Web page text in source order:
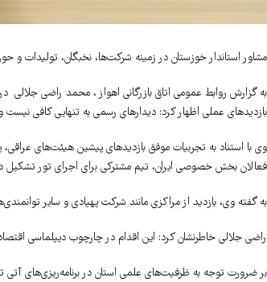
مشاور استاندار خوزستان در زمینه شرکت‌ها، نخبگان، تولیدات و
به گزارش روابط عمومی اتاق بازرگانی اهواز ، محمد راضی جلالی
بازدیدهای عملی اظهار کرد: دیدارهای رسمی به تنهایی کافی
وی با استناد به تجربیات موفق بازدیدهای پیشین هیئت‌های عراقی،
فعالان بخش خصوصی ایران، تیم مشترکی برای اجرای تور
به گفته وی، بازدید از مراکزی مانند شرکت پهپادی و سایر
راضی جلالی خاطرنشان کرد: این اقدام در چارچوب دیپلماسی
بر ضرورت توجه به ظرفیت‌های علمی استان در برنامه‌ریزی‌های آتی